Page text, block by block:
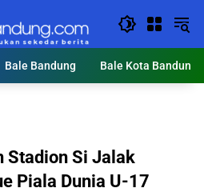
Bale Bandung Bale Kota Bandung
Stadion Si Jalak
Piala Dunia U-17